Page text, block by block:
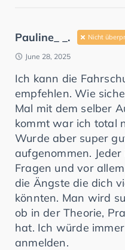
Pauline_ _. Nicht
June 28, 2025
Ich kann die
empfehlen. Wie
Mal mit dem selber
kommt war ich total
Wurde aber super
aufgenommen.
Fragen und vor
die Ängste die dich
könnten. Man wird
ob in der Theorie,
hat. Ich würde
anmelden.